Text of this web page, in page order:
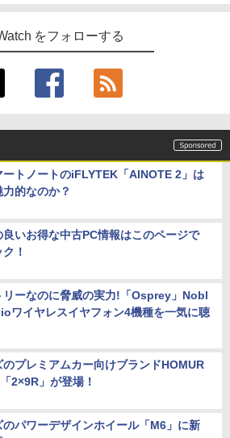
をフォローする
ートノートのiFLYTEK「AINOTE 2」は
的なのか？
良いお得な中古PC情報はこのページで
！
リーなのに脅威の実力!「Osprey」Nobl
ワイヤレスイヤフォン4機種を一気に聴
のプレミアムカー向けブランドHOMUR
2×9R」が登場！
のパワーデザインホイール「M6」に新